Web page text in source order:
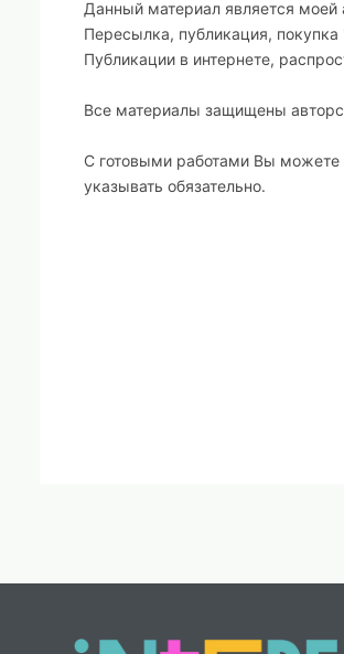
Данный материал является моей
Пересылка, публикация,
Публикации в интернете,
Все материалы защищены
С готовыми работами Вы
указывать обязательно.